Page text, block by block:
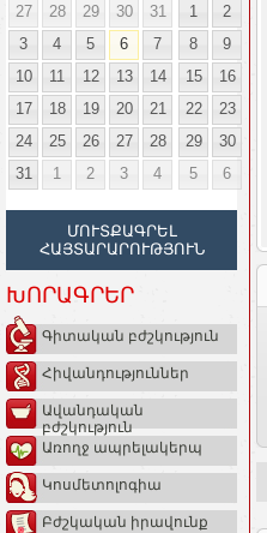
27
28 29 30 31 1
2
3
4 5 6 7 8
9
10
11 12 13 14 15
16
17
18 19 20 21 22
23
24
25 26 27 28 29
30
31
1 2 3 4 5 6
ՄՈՒՏՔԱԳՐԵԼ
ՀԱՅՏԱՐԱՐՈՒԹՅՈՒՆ
ԽՈՐԱԳՐԵՐ
Գիտական բժշկություն
Հիվանդություններ
Ավանդական
բժշկություն
Առողջ ապրելակերպ
Կոսմետոլոգիա
Բժշկական իրավունք